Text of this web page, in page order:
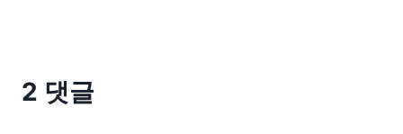
2 댓글